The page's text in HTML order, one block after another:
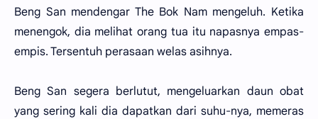
Beng San mendengar The Bok Nam mengeluh. Ketika
menengok, dia melihat orang tua itu napasnya empas-
empis. Tersentuh perasaan welas asihnya.
Beng San segera berlutut, mengeluarkan daun obat
yang sering kali dia dapatkan dari suhu-nya, memeras